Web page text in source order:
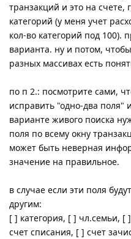
транзакций и это на счете,
категорий (у меня учет
кол-во категорий под 100).
варианта. ну и потом,
разных массивах есть
по п 2.: посмотрите сами,
исправить "одно-два поля"
варианте живого поиска
поля по всему окну
может быть неверная
значение на правильное.
в случае если эти поля
другим:
[ ] категория, [ ] чл.семьи, [
счет списания, [ ] счет